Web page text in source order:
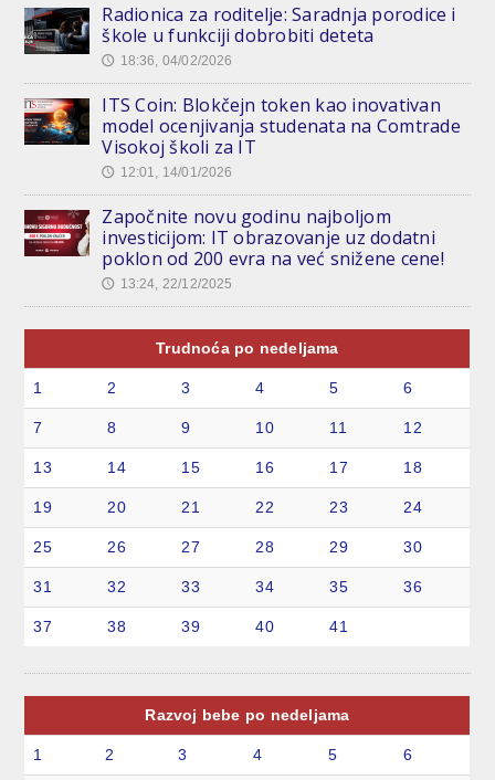
Radionica za roditelje: Saradnja porodice i
škole u funkciji dobrobiti deteta
🕔 18:36, 04/02/2026
ITS Coin: Blokčejn token kao inovativan
model ocenjivanja studenata na Comtrade
Visokoj školi za IT
🕔 12:01, 14/01/2026
Započnite novu godinu najboljom
investicijom: IT obrazovanje uz dodatni
poklon od 200 evra na već snižene cene!
🕔 13:24, 22/12/2025
Trudnoća po nedeljama
1 2 3 4 5 6
7 8 9 10 11 12
13 14 15 16 17 18
19 20 21 22 23 24
25 26 27 28 29 30
31 32 33 34 35 36
37 38 39 40 41
Razvoj bebe po nedeljama
1 2 3 4 5 6